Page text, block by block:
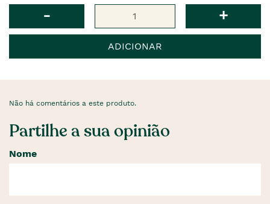
- +
ADICIONAR
Não há comentários a este produto.
Partilhe a sua opinião
Nome